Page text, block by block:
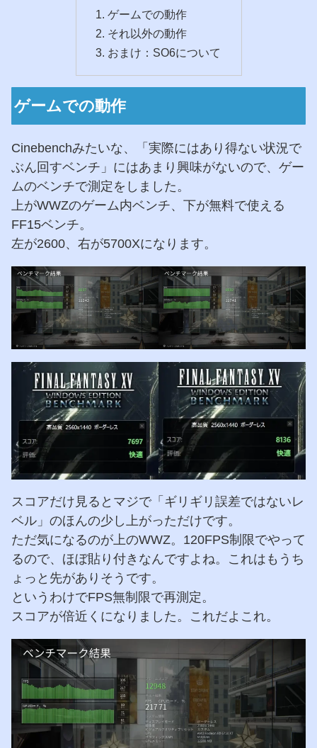
ゲームでの動作
それ以外の動作
おまけ：SO6について
ゲームでの動作
Cinebenchみたいな、「実際にはあり得ない状況で
ぶん回すベンチ」にはあまり興味がないので、ゲー
ムのベンチで測定をしました。
上がWWZのゲーム内ベンチ、下が無料で使える
FF15ベンチ。
左が2600、右が5700Xになります。
スコアだけ見るとマジで「ギリギリ誤差ではないレ
ベル」のほんの少し上がっただけです。
ただ気になるのが上のWWZ。120FPS制限でやって
るので、ほぼ貼り付きなんですよね。これはもうち
ょっと先がありそうです。
というわけでFPS無制限で再測定。
スコアが倍近くになりました。これだよこれ。